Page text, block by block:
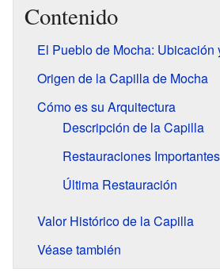
Contenido
El Pueblo de Mocha: Ubicación
Origen de la Capilla de Mocha
Cómo es su Arquitectura
Descripción de la Capilla
Restauraciones Importantes
Última Restauración
Valor Histórico de la Capilla
Véase también